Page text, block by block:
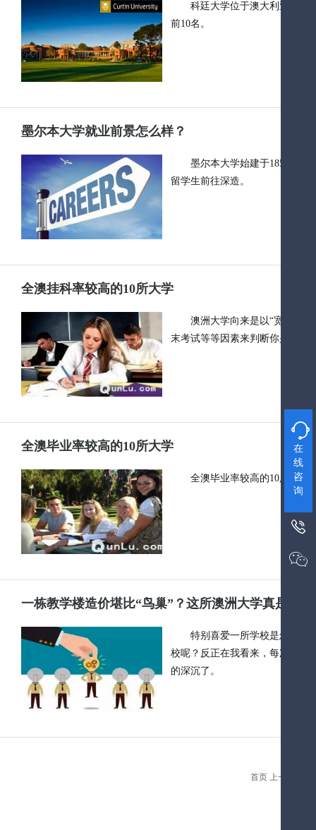
科廷大学位于澳大利亚第四
前10名。
墨尔本大学就业前景怎么样？
墨尔本大学始建于1853年，
留学生前往深造。
全澳挂科率较高的10所大学
澳洲大学向来是以“宽进严
末考试等等因素来判断你是否具
全澳毕业率较高的10所大学
全澳毕业率较高的10所大学
一栋教学楼造价堪比“鸟巢”？这所澳洲大学真是下
特别喜爱一所学校是怎样一
校呢？反正在我看来，每次进入
的深沉了。
首页 上一页

在
线
咨
询

